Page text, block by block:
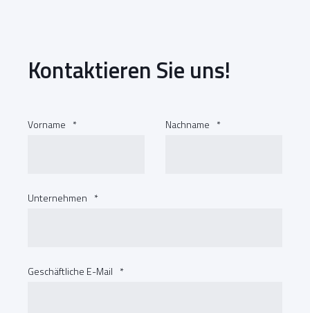
Kontaktieren Sie uns!
Vorname * Nachname *
Unternehmen *
Geschäftliche E-Mail *